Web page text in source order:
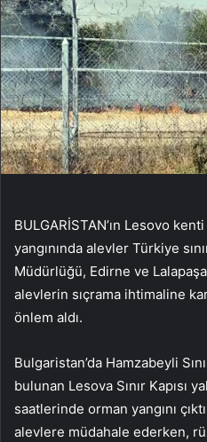
BULGARİSTAN’ın Lesovo
yangınında alevler Türkiye
Müdürlüğü, Edirne ve
alevlerin sıçrama ihtimaline
önlem aldı.
Bulgaristan’da Hamzabeyli
bulunan Lesova Sınır Kapısı
saatlerinde orman yangını
alevlere müdahale ederken,